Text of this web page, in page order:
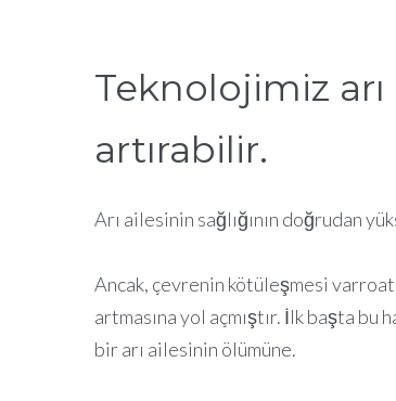
Teknolojimiz arı
artırabilir.
Arı ailesinin sağlığının doğrudan
Ancak, çevrenin kötüleşmesi
artmasına yol açmıştır. İlk başta
bir arı ailesinin ölümüne.